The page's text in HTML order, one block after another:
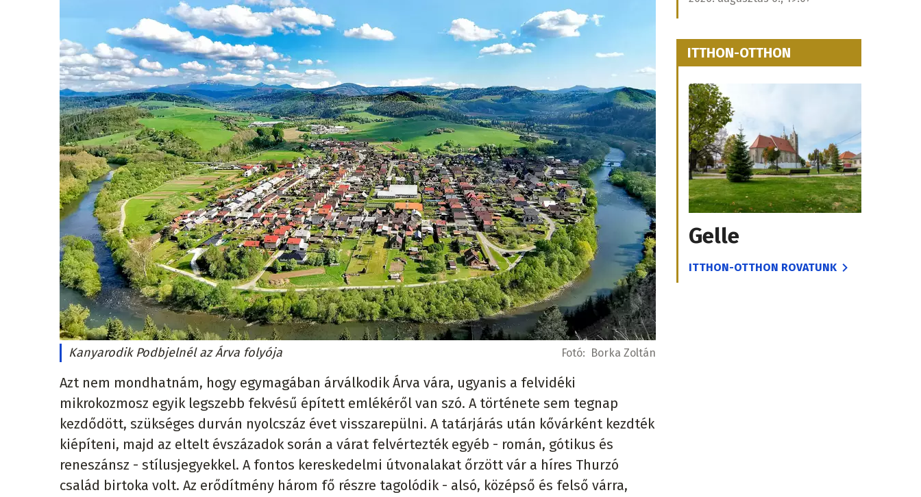
Kanyarodik Podbjelnél az Árva folyója Fotó: Borka Zoltán
Azt nem mondhatnám, hogy egymagában árválkodik Árva vára, ugyanis a felvidéki
mikrokozmosz egyik legszebb fekvésű épített emlékéről van szó. A története sem tegnap
kezdődött, szükséges durván nyolcszáz évet visszarepülni. A tatárjárás után kővárként kezdték
kiépíteni, majd az eltelt évszázadok során a várat felvértezték egyéb - román, gótikus és
reneszánsz - stílusjegyekkel. A fontos kereskedelmi útvonalakat őrzött vár a híres Thurzó
család birtoka volt. Az erődítmény három fő részre tagolódik - alsó, középső és felső várra,
ITTHON-OTTHON
Gelle
ITTHON-OTTHON ROVATUNK